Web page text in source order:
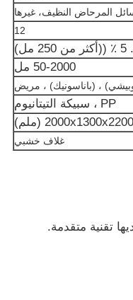
المرحاض النظيف، غيرها
12
50-2000 مل
، (باناسونيك) ، مريض
PP ، سبيكة التيتانيوم
2000x1300x2200 (ملم)
غلاف خشبي